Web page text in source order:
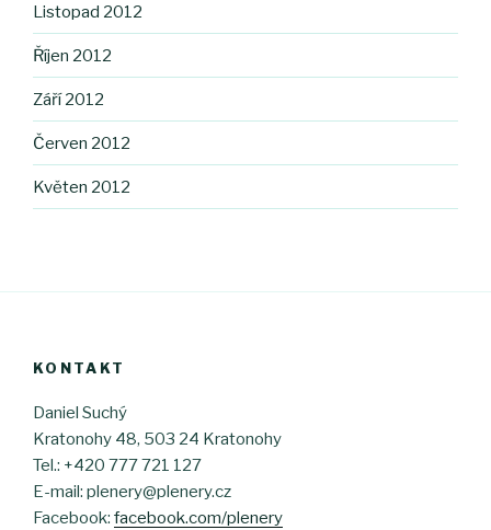
Listopad 2012
Říjen 2012
Září 2012
Červen 2012
Květen 2012
KONTAKT
Daniel Suchý
Kratonohy 48, 503 24 Kratonohy
Tel.: +420 777 721 127
E-mail: plenery@plenery.cz
Facebook: facebook.com/plenery